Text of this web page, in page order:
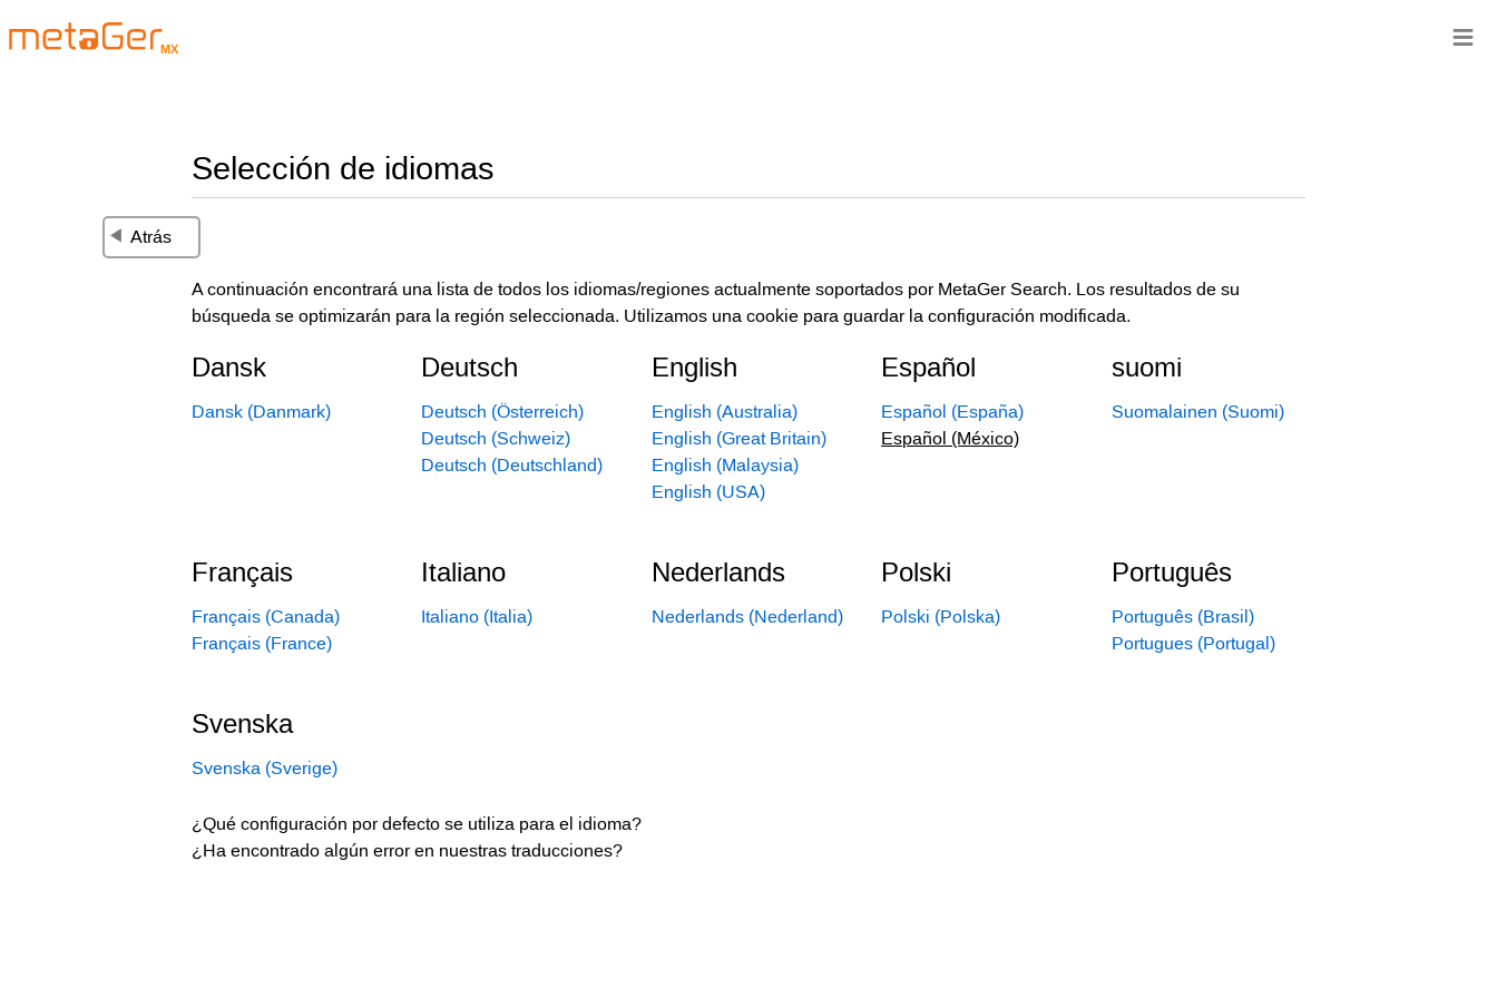
MX
Selección de idiomas
Atrás
A continuación encontrará una lista de todos los idiomas/regiones actualmente soportados por MetaGer Search. Los resultados de su
búsqueda se optimizarán para la región seleccionada. Utilizamos una cookie para guardar la configuración modificada.
Dansk
Dansk (Danmark)
Deutsch
Deutsch (Österreich)
Deutsch (Schweiz)
Deutsch (Deutschland)
English
English (Australia)
English (Great Britain)
English (Malaysia)
English (USA)
Español
Español (España)
Español (México)
suomi
Suomalainen (Suomi)
Français
Français (Canada)
Français (France)
Italiano
Italiano (Italia)
Nederlands
Nederlands (Nederland)
Polski
Polski (Polska)
Português
Português (Brasil)
Portugues (Portugal)
Svenska
Svenska (Sverige)
¿Qué configuración por defecto se utiliza para el idioma?
¿Ha encontrado algún error en nuestras traducciones?
≡